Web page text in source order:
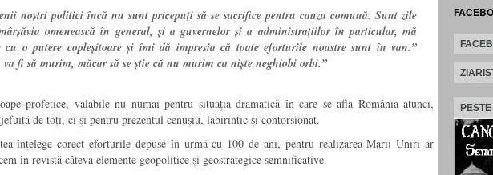
noștri politici încă nu sunt pricepuți să se sacrifice pentru cauza comună. Sunt zile
omenească în general, și a guvernelor și a administrațiilor în particular, mă
cu o putere copleșitoare și îmi dă impresia că toate eforturile noastre sunt în van.”
va fi să murim, măcar să se știe că nu murim ca niște neghiobi orbi.”
profetice, valabile nu numai pentru situația dramatică în care se afla România atunci,
de toți, ci și pentru prezentul cenușiu, labirintic și contorsionat.
înțelege corect eforturile depuse în urmă cu 100 de ani, pentru realizarea Marii Uniri ar
în revistă câteva elemente geopolitice și geostrategice semnificative.